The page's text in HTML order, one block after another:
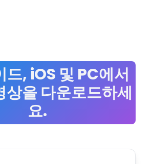
드, iOS 및 PC에서
상을 다운로드하세
요.